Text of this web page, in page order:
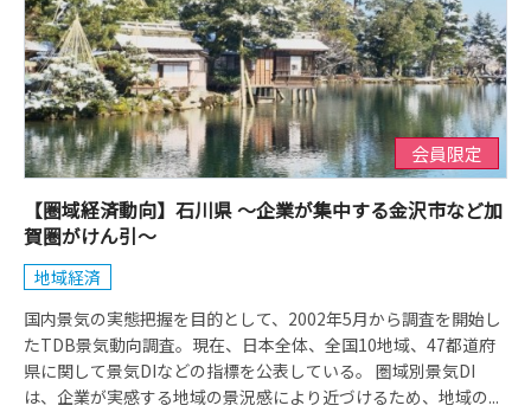
会員限定
【圏域経済動向】石川県 ～企業が集中する金沢市など加
賀圏がけん引～
地域経済
国内景気の実態把握を目的として、2002年5月から調査を開始し
たTDB景気動向調査。現在、日本全体、全国10地域、47都道府
県に関して景気DIなどの指標を公表している。 圏域別景気DI
は、企業が実感する地域の景況感により近づけるため、地域の...